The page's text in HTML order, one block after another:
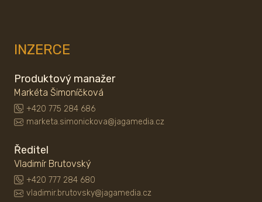
INZERCE
Produktový manažer
Markéta Šimoníčková
+420 775 284 686
marketa.simonickova@jagamedia.cz
Ředitel
Vladimír Brutovský
+420 777 284 680
vladimir.brutovsky@jagamedia.cz